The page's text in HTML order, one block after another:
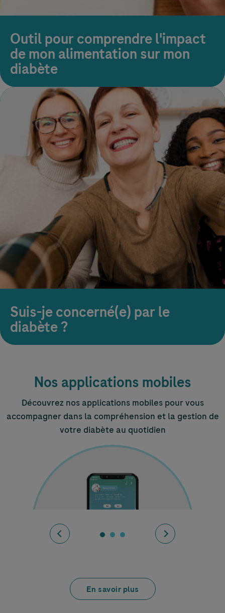
Outil pour comprendre l'impact
de mon alimentation sur mon
diabète
Suis-je concerné(e) par le
diabète ?
Nos applications mobiles
Découvrez nos applications mobiles pour vous
accompagner dans la compréhension et la gestion de
votre diabète au quotidien
En savoir plus